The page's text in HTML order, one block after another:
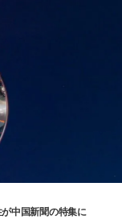
中国新聞の特集に